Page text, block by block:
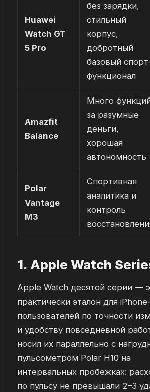
Huawei
Watch GT
5 Pro
без зарядки,
стильный
корпус,
добротный
базовый
функционал
Amazfit
Balance
Много
за разумные
деньги,
хорошая
автономность
Polar
Vantage
M3
Спортивная
аналитика и
контроль
1. Apple Watch
Apple Watch десятой серии —
практически эталон для iPhone-
пользователей по точности
и удобству повседневной
носил их параллельно с
пульсометром Polar H10 на
интервальных пробежках:
по пульсу не превышали 2–3